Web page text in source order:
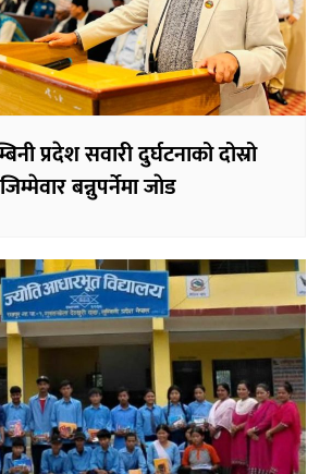
प्रदेश सवारी दुर्घटनाको दोस्रो
बन्नुपर्नेमा जाेड